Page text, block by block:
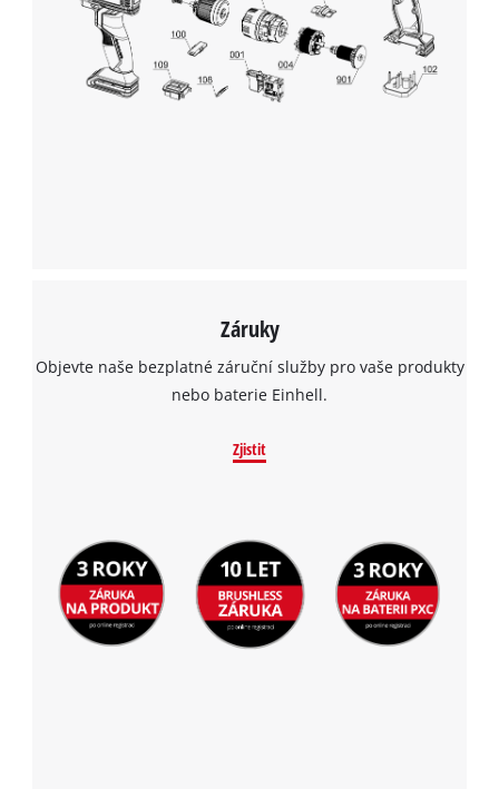
Záruky
Objevte naše bezplatné záruční služby pro vaše produkty
nebo baterie Einhell.
Zjistit